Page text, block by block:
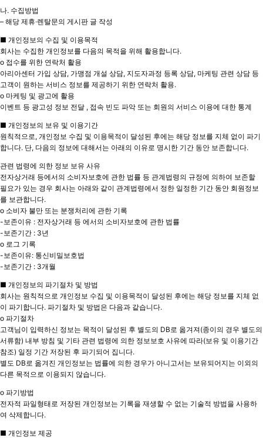
나. 수집방법
– 해당 제휴·렌탈문의 게시판 글 작성
■ 개인정보의 수집 및 이용목적
회사는 수집한 개인정보를 다음의 목적을 위해 활용합니다.
o 접수를 위한 연락처 활용
아리아센터 가입 상담, 가맹점 개설 상담, 지도자과정 등록 상담, 마케팅 관련 상담 등
고객이 원하는 서비스 정보를 제공하기 위한 연락처 활용.
o 마케팅 및 광고에 활용
이벤트 등 광고성 정보 전달 , 접속 빈도 파악 또는 회원의 서비스 이용에 대한 통계
■ 개인정보의 보유 및 이용기간
원칙적으로, 개인정보 수집 및 이용목적이 달성된 후에는 해당 정보를 지체 없이 파기
합니다. 단, 다음의 정보에 대해서는 아래의 이유로 명시한 기간 동안 보존합니다.
관련 법령에 의한 정보 보유 사유
전자상거래 등에서의 소비자보호에 관한 법률 등 관계법령의 규정에 의하여 보존할
필요가 있는 경우 회사는 아래와 같이 관계법령에서 정한 일정한 기간 동안 회원정보
를 보관합니다.
o 소비자 불만 또는 분쟁처리에 관한 기록
-보존이유 : 전자상거래 등 에서의 소비자보호에 관한 법률
-보존기간 : 3년
o 로그 기록
-보존이유: 통신비밀보호법
-보존기간 : 3개월
■ 개인정보의 파기절차 및 방법
회사는 원칙적으로 개인정보 수집 및 이용목적이 달성된 후에는 해당 정보를 지체 없
이 파기합니다. 파기절차 및 방법은 다음과 같습니다.
o 파기절차
고객님이 입력하신 정보는 목적이 달성된 후 별도의 DB로 옮겨져(종이의 경우 별도의
서류함) 내부 방침 및 기타 관련 법령에 의한 정보보호 사유에 따라(보유 및 이용기간
참조) 일정 기간 저장된 후 파기되어 집니다.
별도 DB로 옮겨진 개인정보는 법률에 의한 경우가 아니고서는 보유되어지는 이외의
다른 목적으로 이용되지 않습니다.
o 파기방법
전자적 파일형태로 저장된 개인정보는 기록을 재생할 수 없는 기술적 방법을 사용하
여 삭제합니다.
■ 개인정보 제공